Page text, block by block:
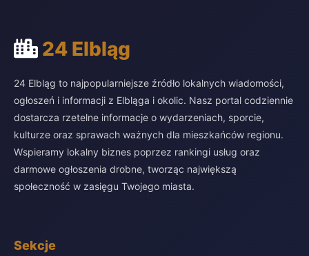
24 Elbląg
24 Elbląg to najpopularniejsze źródło lokalnych wiadomości,
ogłoszeń i informacji z Elbląga i okolic. Nasz portal codziennie
dostarcza rzetelne informacje o wydarzeniach, sporcie,
kulturze oraz sprawach ważnych dla mieszkańców regionu.
Wspieramy lokalny biznes poprzez rankingi usług oraz
darmowe ogłoszenia drobne, tworząc największą
społeczność w zasięgu Twojego miasta.
Sekcje